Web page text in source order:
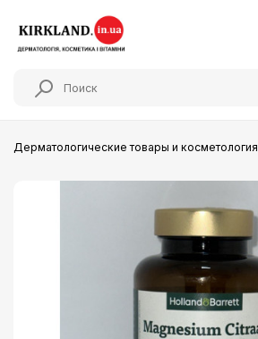
Дерматологические товары и косметология